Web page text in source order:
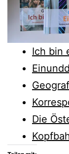
Ich bin
Die